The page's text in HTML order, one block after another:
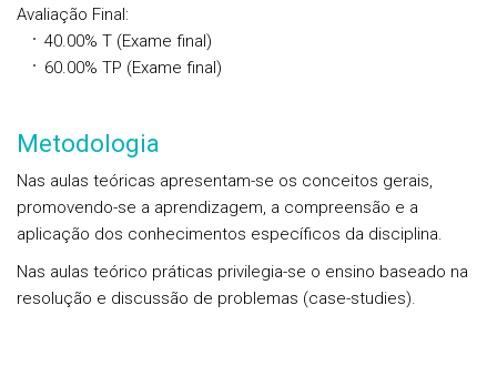
Avaliação Final:
40.00% T (Exame final)
60.00% TP (Exame final)
Metodologia
Nas aulas teóricas apresentam-se os conceitos gerais,
promovendo-se a aprendizagem, a compreensão e a
aplicação dos conhecimentos específicos da disciplina.
Nas aulas teórico práticas privilegia-se o ensino baseado na
resolução e discussão de problemas (case-studies).